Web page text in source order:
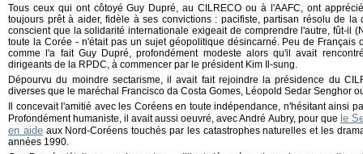
Tous ceux qui ont côtoyé Guy Dupré, au CILRECO ou à l'AAFC, ont
toujours prêt à aider, fidèle à ses convictions : pacifiste, partisan résolu de la
conscient que la solidarité internationale exigeait de comprendre l'autre, fût-il
toute la Corée - n'était pas un sujet géopolitique désincarné. Peu de Français
comme l'a fait Guy Dupré, profondément modeste alors qu'il avait
dirigeants de la RPDC, à commencer par le président Kim Il-sung.
Dépourvu du moindre sectarisme, il avait fait rejoindre la présidence du
diverses que le maréchal Francisco da Costa Gomes, Léopold Sedar Senghor
Il concevait l'amitié avec les Coréens en toute indépendance, n'hésitant ainsi
Profondément humaniste, il avait aussi oeuvré, avec André Aubry, pour que le
en aideaux Nord-Coréens touchés par les catastrophes naturelles et les
années 1990.